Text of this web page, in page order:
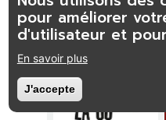
pour améliorer
d'utilisateur et
En savoir plus
J'accepte